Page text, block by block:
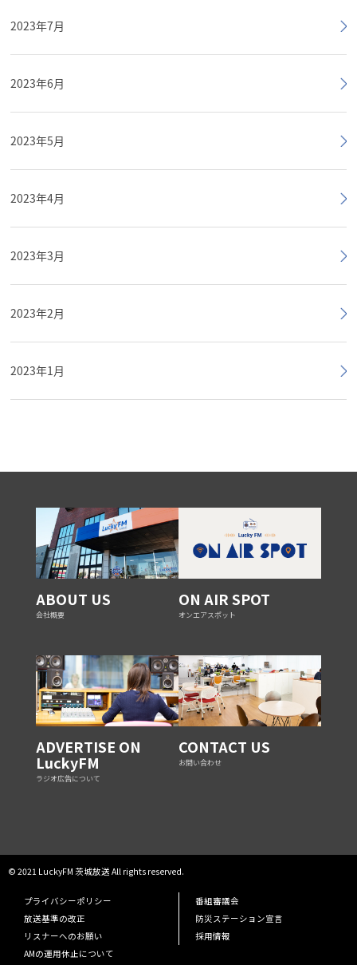
2023年7月
2023年6月
2023年5月
2023年4月
2023年3月
2023年2月
2023年1月
ABOUT US
会社概要
ON AIR SPOT
オンエアスポット
ADVERTISE ON
LuckyFM
ラジオ広告について
CONTACT US
お問い合わせ
© 2021 LuckyFM 茨城放送 All rights reserved.
プライバシーポリシー
番組審議会
放送基準の改正
防災ステーション宣言
リスナーへのお願い
採用情報
AMの運用休止について